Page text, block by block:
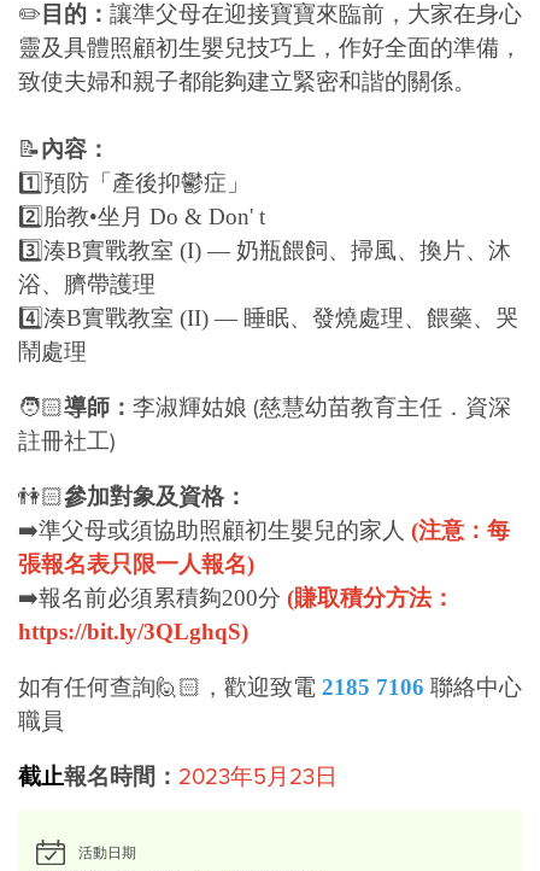
✏️目的： 讓準父母在迎接寶寶來臨前，大家在身心
靈及具體照顧初生嬰兒技巧上，作好全面的準備，
致使夫婦和親子都能夠建立緊密和諧的關係。
📝內容：
1️⃣預防「產後抑鬱症」
2️⃣胎教•坐月 Do & Don' t
3️⃣湊B實戰教室 (I) — 奶瓶餵飼、掃風、換片、沐
浴、臍帶護理
4️⃣湊B實戰教室 (II) — 睡眠、發燒處理、餵藥、哭
鬧處理
🧑🏻導師： 李淑輝姑娘 (慈慧幼苗教育主任．資深
註冊社工)
👫🏻參加對象及資格：
➡️準父母或須協助照顧初生嬰兒的家人 (注意：每
張報名表只限一人報名)
➡️報名前必須累積夠200分 (賺取積分方法：
https://bit.ly/3QLghqS)
如有任何查詢🙋🏻，歡迎致電 2185 7106 聯絡中心
職員
截止報名時間： 2023年5月23日
活動日期